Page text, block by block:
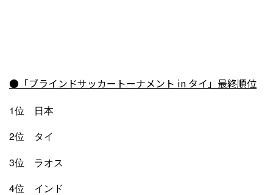
● 「ブラインドサッカートーナメント in タイ」最終順位
1位 日本
2位 タイ
3位 ラオス
4位 インド